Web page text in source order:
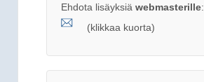
Ehdota lisäyksiä webmasterille:
(klikkaa kuorta)